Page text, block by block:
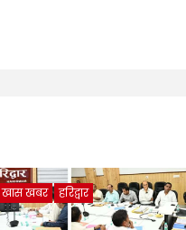
खास खबर हरिद्वार